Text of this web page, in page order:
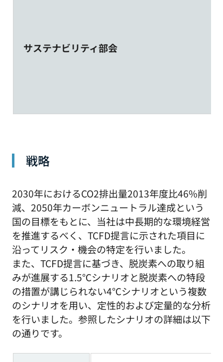
サステナビリティ部会
戦略
2030年におけるCO2排出量2013年度比46%削
減、2050年カーボンニュートラル達成という
国の目標をもとに、当社は中長期的な環境経営
を推進するべく、TCFD提言に示された項目に
沿ってリスク・機会の特定を行いました。
また、TCFD提言に基づき、脱炭素への取り組
みが進展する1.5℃シナリオと脱炭素への特段
の措置が講じられない4℃シナリオという複数
のシナリオを用い、定性的および定量的な分析
を行いました。参照したシナリオの詳細は以下
の通りです。